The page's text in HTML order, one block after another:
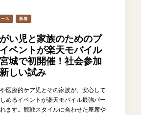
ース 新着
い児と家族のためのプ
ベントが楽天モバイル
城で初開催！社会参加
しい試み
医療的ケア児とその家族が、安心して
めるイベントが楽天モバイル最強パー
ます。観戦スタイルに合わせた座席や